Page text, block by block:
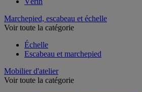
Marchepied, escabeau et échelle
Voir toute la catégorie
Échelle
Escabeau et marchepied
Mobilier d'atelier
Voir toute la catégorie